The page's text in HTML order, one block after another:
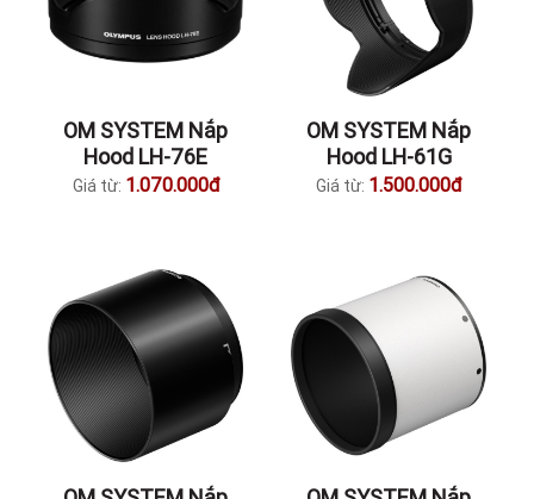
OM SYSTEM Nắp
Hood LH-76E
Giá từ: 1.070.000đ
OM SYSTEM Nắp
Hood LH-61G
Giá từ: 1.500.000đ